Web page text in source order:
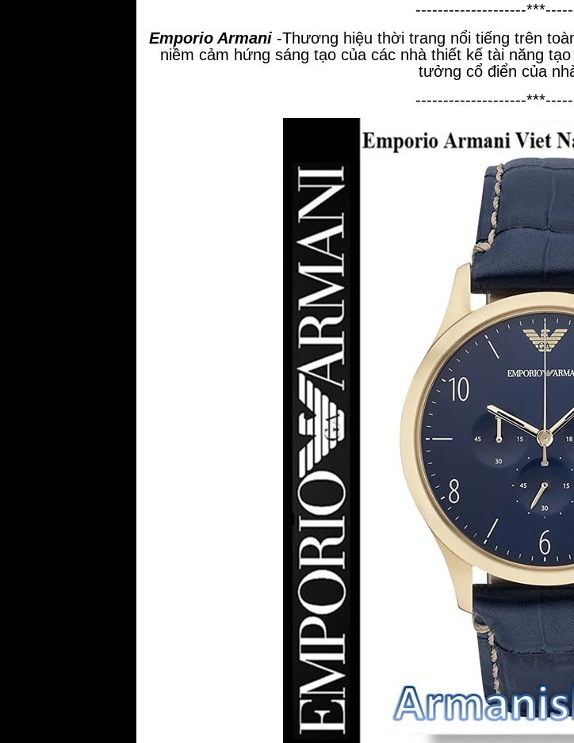
--------------------
Emporio Armani -Thương hiệu thời trang nổi tiếng trên
niềm cảm hứng sáng tạo của các nhà thiết kế tài năng
tưởng cổ điển của
--------------------